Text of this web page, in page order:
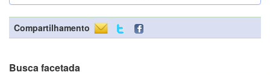
Compartilhamento
Busca facetada